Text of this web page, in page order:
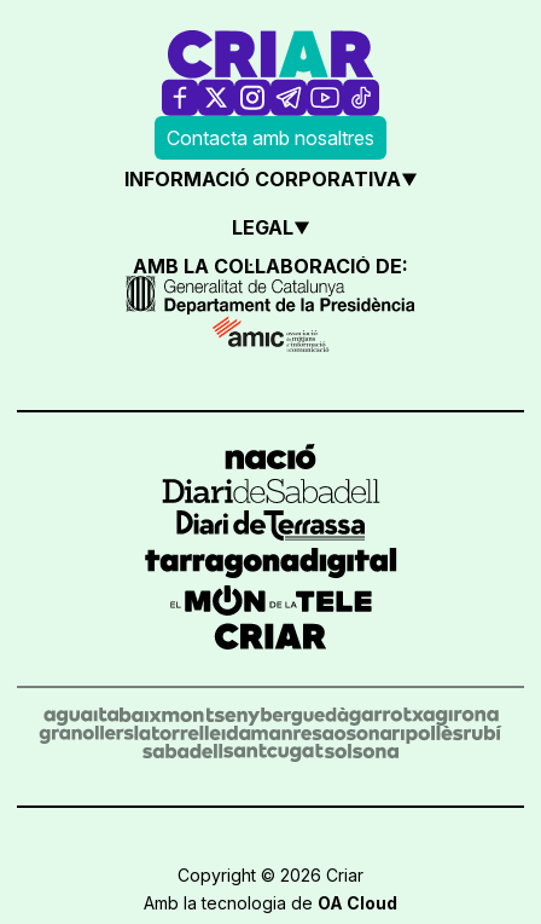
Contacta amb nosaltres
INFORMACIÓ CORPORATIVA
LEGAL
AMB LA COL·LABORACIÓ DE:
Copyright © 2026 Criar
Amb la tecnologia de OA Cloud